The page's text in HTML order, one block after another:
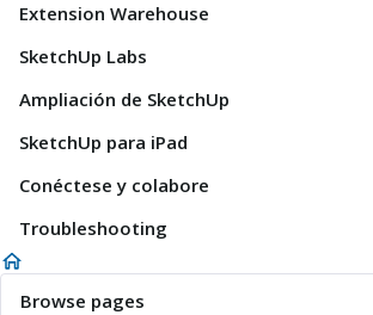
Extension Warehouse
SketchUp Labs
Ampliación de SketchUp
SketchUp para iPad
Conéctese y colabore
Troubleshooting
Browse pages